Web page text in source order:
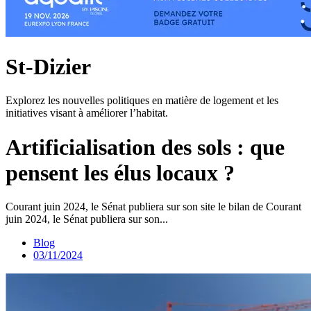
St-Dizier
Explorez les nouvelles politiques en matière de logement et les
initiatives visant à améliorer l’habitat.
Artificialisation des sols : que
pensent les élus locaux ?
Courant juin 2024, le Sénat publiera sur son site le bilan de Courant
juin 2024, le Sénat publiera sur son...
Blog
03/11/2024